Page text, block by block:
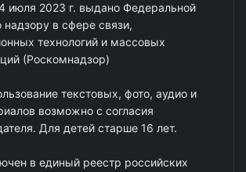
июля 2023 г. выдано Федеральной
в сфере связи,
технологий и массовых
(Роскомнадзор)
текстовых, фото, аудио и
возможно с согласия
Для детей старше 16 лет.
в единый реестр российских